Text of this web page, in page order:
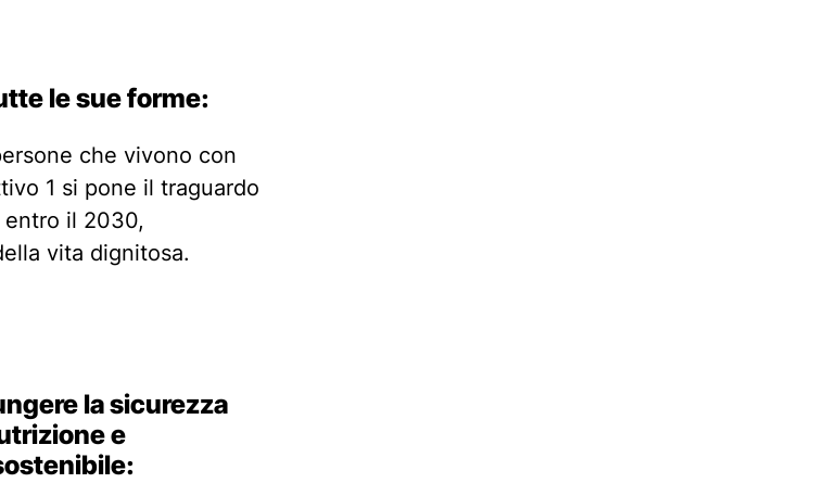
le sue forme:
che vivono con
1 si pone il traguardo
entro il 2030,
vita dignitosa.
la sicurezza
e